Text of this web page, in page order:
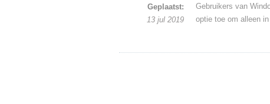
Gebruikers van
optie toe om alleen
Geplaatst:
13 jul 2019